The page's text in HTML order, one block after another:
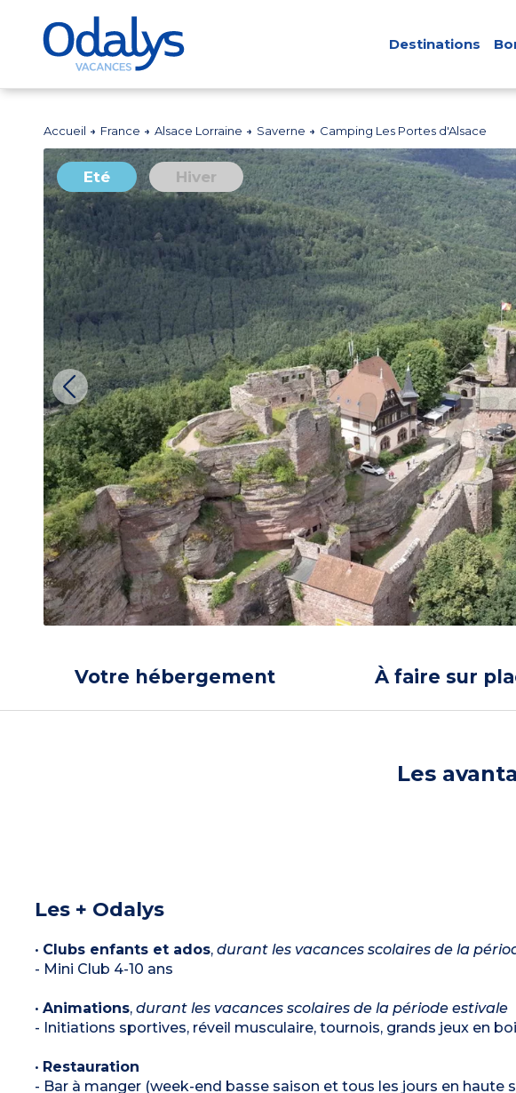
Destinations
Accueil France Alsace Lorraine Saverne Camping Les Portes d'Alsace
Eté Hiver
Votre hébergement À faire sur
Les
Les + Odalys
• Clubs enfants et ados, durant les vacances scolaires de la
- Mini Club 4-10 ans
• Animations, durant les vacances scolaires de la période estivale
- Initiations sportives, réveil musculaire, tournois, grands jeux en
• Restauration
- Bar à manger (week-end basse saison et tous les jours en haute